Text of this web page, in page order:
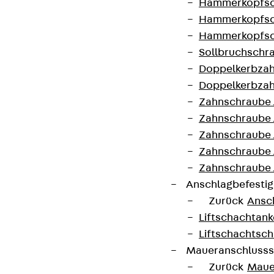
Zahnschraube
Zahnschraube
Zahnschraube
Zahnschraube
Zahnschraube
Zurück
Zurück
41 mm
Gewicht je
Lagermengeneinheit
0,087 kg